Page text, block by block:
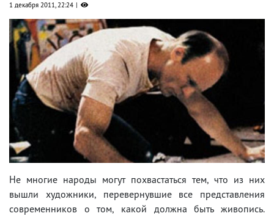
1 декабря 2011, 22:24
Не многие народы могут похвастаться тем, что из них
вышли художники, перевернувшие все представления
современников о том, какой должна быть живопись.